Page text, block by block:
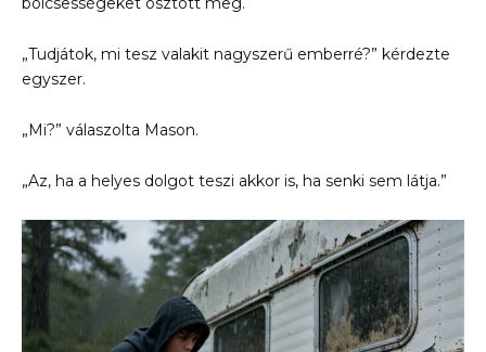
„Tudjátok, mi tesz valakit nagyszerű emberré?” kérdezte
egyszer.
„Mi?” válaszolta Mason.
„Az, ha a helyes dolgot teszi akkor is, ha senki sem látja.”